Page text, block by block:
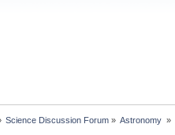
Science Discussion Forum » Astronomy »